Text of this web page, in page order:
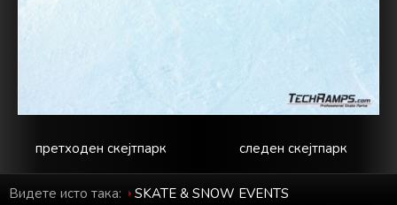
следен скејтпарк
претходен скејтпарк
Видете исто така: SKATE & SNOW EVENTS